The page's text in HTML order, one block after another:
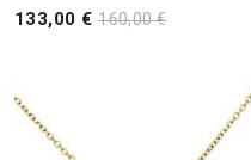
133,00 €160,00 €